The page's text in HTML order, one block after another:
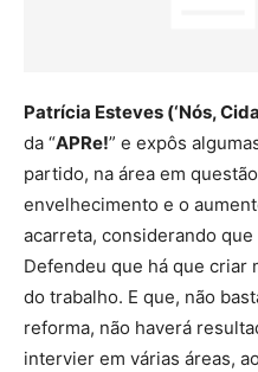
Patrícia Esteves (‘Nós,
da “APRe!” e expôs
partido, na área em
envelhecimento e o
acarreta, considerando
Defendeu que há que criar
do trabalho. E que, não
reforma, não haverá
intervier em várias áreas,